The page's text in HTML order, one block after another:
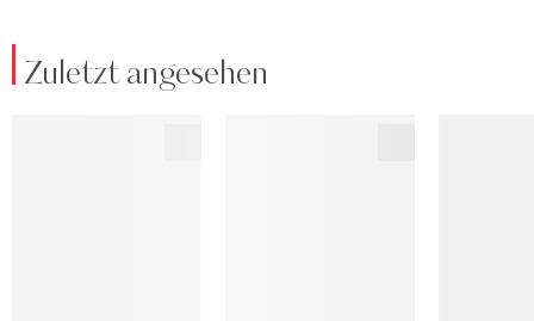
Zuletzt angesehen